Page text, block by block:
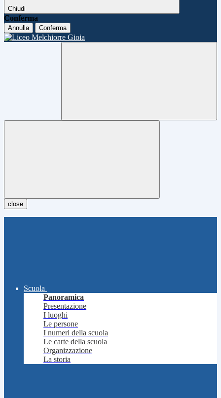
Chiudi
Conferma
Annulla Conferma
close
Scuola
Panoramica
Presentazione
I luoghi
Le persone
I numeri della scuola
Le carte della scuola
Organizzazione
La storia